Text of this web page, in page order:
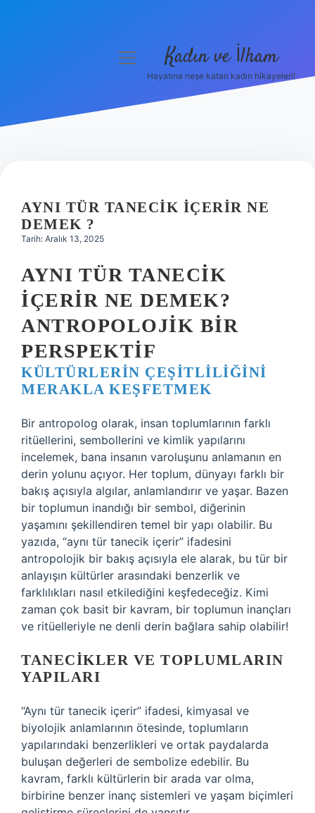
Hakkımızda
menüyü
Kadın ve İlham
Hayatına neşe katan kadın hikayeleri!
AYNI TÜR TANECIK IÇERIR NE
DEMEK ?
Tarih: Aralık 13, 2025
AYNI TÜR TANECIK
İÇERIR NE DEMEK?
ANTROPOLOJIK BIR
PERSPEKTIF
KÜLTÜRLERIN ÇEŞITLILIĞINI
MERAKLA KEŞFETMEK
Bir antropolog olarak, insan toplumlarının farklı
ritüellerini, sembollerini ve kimlik yapılarını
incelemek, bana insanın varoluşunu anlamanın en
derin yolunu açıyor. Her toplum, dünyayı farklı bir
bakış açısıyla algılar, anlamlandırır ve yaşar. Bazen
bir toplumun inandığı bir sembol, diğerinin
yaşamını şekillendiren temel bir yapı olabilir. Bu
yazıda, “aynı tür tanecik içerir” ifadesini
antropolojik bir bakış açısıyla ele alarak, bu tür bir
anlayışın kültürler arasındaki benzerlik ve
farklılıkları nasıl etkilediğini keşfedeceğiz. Kimi
zaman çok basit bir kavram, bir toplumun inançları
ve ritüelleriyle ne denli derin bağlara sahip olabilir!
TANECIKLER VE TOPLUMLARIN
YAPILARI
“Aynı tür tanecik içerir” ifadesi, kimyasal ve
biyolojik anlamlarının ötesinde, toplumların
yapılarındaki benzerlikleri ve ortak paydalarda
buluşan değerleri de sembolize edebilir. Bu
kavram, farklı kültürlerin bir arada var olma,
birbirine benzer inanç sistemleri ve yaşam biçimleri